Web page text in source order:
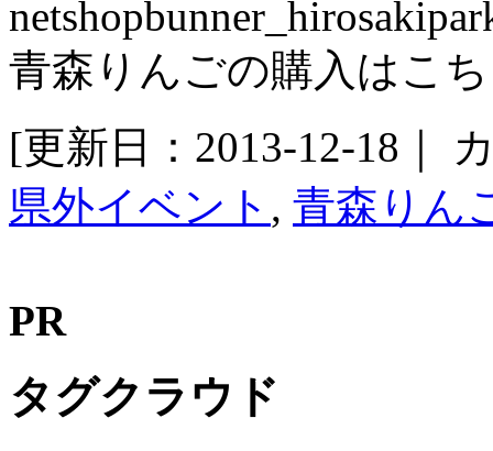
青森りんごの購入はこ
[更新日：2013-12-18｜
県外イベント , 青森りん
PR
タグクラウド